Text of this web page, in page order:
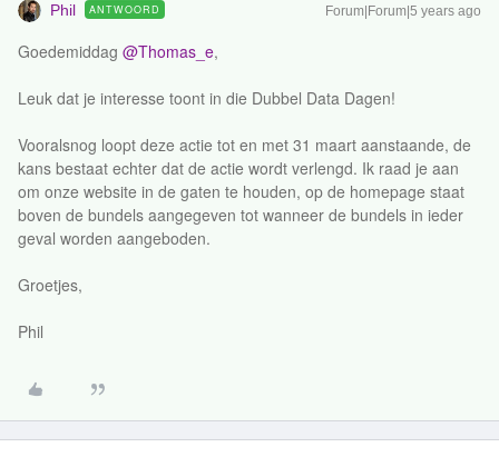
Phil ANTWOORD Forum|Forum|5 years ago
Goedemiddag @Thomas_e,
Leuk dat je interesse toont in die Dubbel Data Dagen!
Vooralsnog loopt deze actie tot en met 31 maart aanstaande, de
kans bestaat echter dat de actie wordt verlengd. Ik raad je aan
om onze website in de gaten te houden, op de homepage staat
boven de bundels aangegeven tot wanneer de bundels in ieder
geval worden aangeboden.
Groetjes,
Phil